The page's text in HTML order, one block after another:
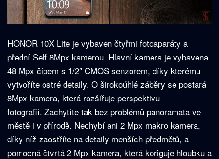
HONOR 10X Lite je vybaven čtyřmi fotoaparáty a
přední Self 8Mpx kamerou. Hlavní kamera je vybavena
48 Mpx čipem s 1/2″ CMOS senzorem, díky kterému
vytvoříte ostré detaily. O širokoúhlé záběry se postará
8Mpx kamera, která rozšiřuje perspektivu
fotografií. Zachytíte tak bez problémů panoramata ve
městě i v přírodě. Nechybí ani 2 Mpx makro kamera,
díky níž zaostříte na detaily menších předmětů, a
pomocná čtvrtá 2 Mpx kamera, která koriguje hloubku a